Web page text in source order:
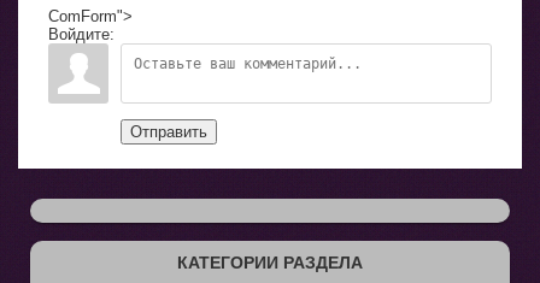
ComForm">
Войдите:
Отправить
КАТЕГОРИИ РАЗДЕЛА